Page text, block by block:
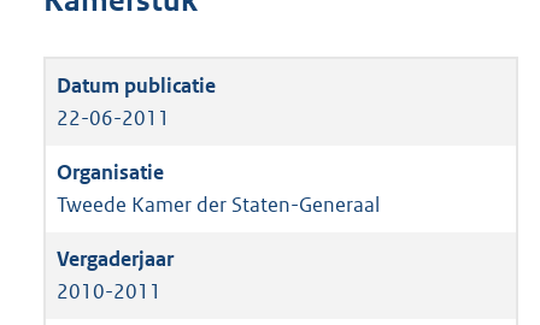
22-06-2011
Tweede Kamer der Staten-Generaal
2010-2011